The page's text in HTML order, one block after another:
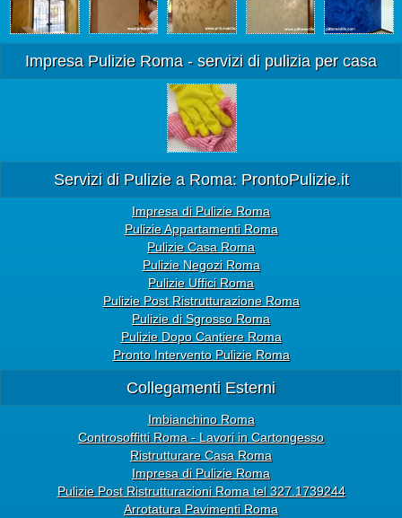
Impresa Pulizie Roma - servizi di pulizia per casa
Servizi di Pulizie a Roma: ProntoPulizie.it
Impresa di Pulizie Roma
Pulizie Appartamenti Roma
Pulizie Casa Roma
Pulizie Negozi Roma
Pulizie Uffici Roma
Pulizie Post Ristrutturazione Roma
Pulizie di Sgrosso Roma
Pulizie Dopo Cantiere Roma
Pronto Intervento Pulizie Roma
Collegamenti Esterni
Imbianchino Roma
Controsoffitti Roma - Lavori in Cartongesso
Ristrutturare Casa Roma
Impresa di Pulizie Roma
Pulizie Post Ristrutturazioni Roma tel 327.1739244
Arrotatura Pavimenti Roma